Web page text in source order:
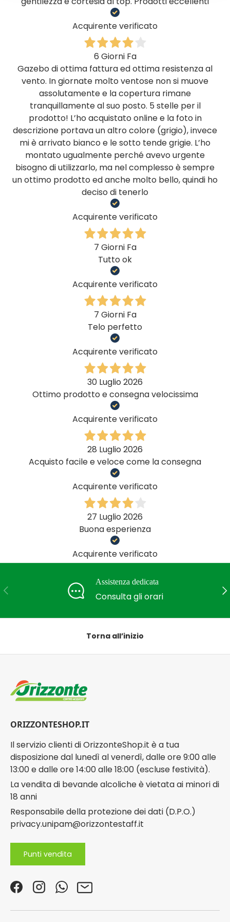
Acquirente verificato
6 Giorni Fa
Gazebo di ottima fattura ed ottima resistenza al
vento. In giornate molto ventose non si muove
assolutamente e la copertura rimane
tranquillamente al suo posto. 5 stelle per il
prodotto! L’ho acquistato online e la foto in
descrizione portava un altro colore (grigio), invece
mi è arrivato bianco e le sotto tende grigie. L’ho
montato ugualmente perché avevo urgente
bisogno di utilizzarlo, ma nel complesso è sempre
un ottimo prodotto ed anche molto bello, quindi ho
deciso di tenerlo
Acquirente verificato
7 Giorni Fa
Tutto ok
Acquirente verificato
7 Giorni Fa
Telo perfetto
Acquirente verificato
30 Luglio 2026
Ottimo prodotto e consegna velocissima
Acquirente verificato
28 Luglio 2026
Acquisto facile e veloce come la consegna
Acquirente verificato
27 Luglio 2026
Buona esperienza
Acquirente verificato
Indietro
Assistenza dedicata
Consulta gli orari
Torna all’inizio
ORIZZONTESHOP.IT
Il servizio clienti di OrizzonteShop.it è a tua
disposizione dal lunedì al venerdì, dalle ore 9:00 alle
13:00 e dalle ore 14:00 alle 18:00 (escluse festività).
La vendita di bevande alcoliche è vietata ai minori di
18 anni
Responsabile della protezione dei dati (D.P.O.)
privacy.unipam@orizzontestaff.it
Punti vendita
FacebookInstagramWhatsApp
Email